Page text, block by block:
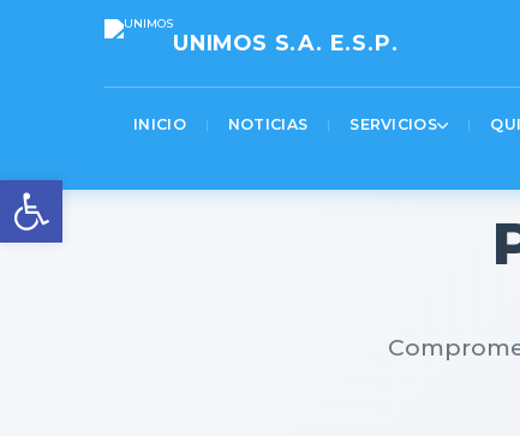
UNIMOS S.A. E.S.P.
INICIO NOTICIAS SERVICIOS
Abrir barra de